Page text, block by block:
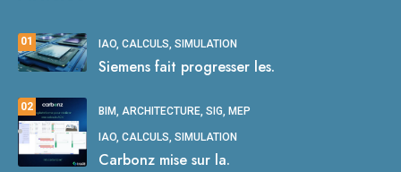
01 IAO, CALCULS, SIMULATION
Siemens fait progresser les.
02 BIM, ARCHITECTURE, SIG, MEP
IAO, CALCULS, SIMULATION
Carbonz mise sur la.